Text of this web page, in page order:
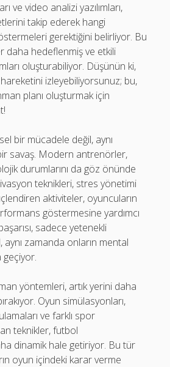
ve video analizi yazılımları,
takip ederek hangi
gerektiğini belirliyor. Bu
daha hedeflenmiş ve etkili
oluşturabiliyor. Düşünün ki,
izleyebiliyorsunuz; bu,
planı oluşturmak için
bir mücadele değil, aynı
savaş. Modern antrenörler,
durumlarını da göz önünde
teknikleri, stres yönetimi
aktiviteler, oyuncuların
göstermesine yardımcı
sadece yetenekli
zamanda onların mental
geçiyor.
yöntemleri, artık yerini daha
Oyun simülasyonları,
ve farklı spor
teknikler, futbol
dinamik hale getiriyor. Bu tür
oyun içindeki karar verme